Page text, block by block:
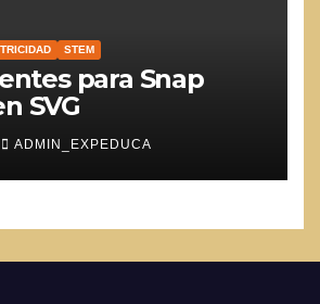
STEM
para Snap
SVG
ADMIN_EXPEDUCA